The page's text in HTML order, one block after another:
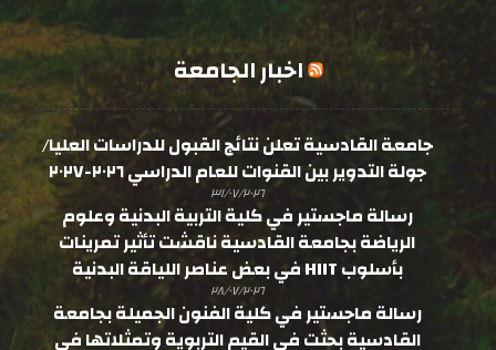
اخبار الجامعة
جامعة القادسية تعلن نتائج القبول للدراسات العليا/
جولة التدوير بين القنوات للعام الدراسي ٢٠٢٦-٢٠٢٧
٣١/٠٧/٢٠٢٦
رسالة ماجستير في كلية التربية البدنية وعلوم
الرياضة بجامعة القادسية ناقشت تأثير تمرينات
بأسلوب HIIT في بعض عناصر اللياقة البدنية
٢٨/٠٧/٢٠٢٦
رسالة ماجستير في كلية الفنون الجميلة بجامعة
القادسية بحثت في القيم التربوية وتمثلاتها في